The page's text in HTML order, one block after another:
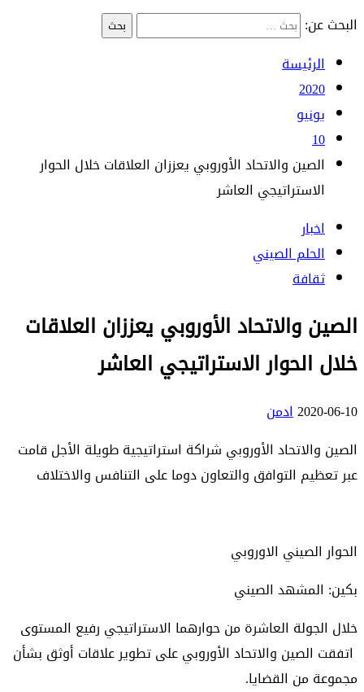
البحث عن:
الرئيسة
2020
يونيو
10
الصين والاتحاد الأوروبي يعززان العلاقات خلال الحوار
الاستراتيجي العاشر
اخبار
الحلم الصيني
ثقافة
الصين والاتحاد الأوروبي يعززان العلاقات
خلال الحوار الاستراتيجي العاشر
2020-06-10ادمن
الصين والاتحاد الأوروبي شراكة استراتيجية طويلة الأجل قامت
عبر تعظيم التوافق والتعاون دوما على التنافس والاختلاف
الحوار الصيني الاوروبي
بكين: المشهد الصيني
خلال الجولة العاشرة من حوارهما الاستراتيجي رفيع المستوى
اتفقت الصين والاتحاد الأوروبي على تطوير علاقات أوثق بشأن
مجموعة من القضايا.